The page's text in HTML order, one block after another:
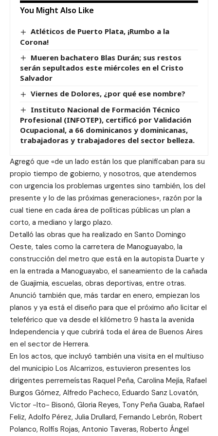
You Might Also Like
Atléticos de Puerto Plata, ¡Rumbo a la
Corona!
Mueren bachatero Blas Durán; sus restos
serán sepultados este miércoles en el Cristo
Salvador
Viernes de Dolores, ¿por qué ese nombre?
Instituto Nacional de Formación Técnico
Profesional (INFOTEP), certificó por Validación
Ocupacional, a 66 dominicanos y dominicanas,
trabajadoras y trabajadores del sector belleza.
Agregó que «de un lado están los que planificaban para su
propio tiempo de gobierno, y nosotros, que atendemos
con urgencia los problemas urgentes sino también, los del
presente y lo de las próximas generaciones», razón por la
cual tiene en cada área de políticas públicas un plan a
corto, a mediano y largo plazo.
Detalló las obras que ha realizado en Santo Domingo
Oeste, tales como la carretera de Manoguayabo, la
construcción del metro que está en la autopista Duarte y
en la entrada a Manoguayabo, el saneamiento de la cañada
de Guajimia, escuelas, obras deportivas, entre otras.
Anunció también que, más tardar en enero, empiezan los
planos y ya está el diseño para que el próximo año licitar el
teleférico que va desde el kilómetro 9 hasta la avenida
Independencia y que cubrirá toda el área de Buenos Aires
en el sector de Herrera.
En los actos, que incluyó también una visita en el multiuso
del municipio Los Alcarrizos, estuvieron presentes los
dirigentes perremeístas Raquel Peña, Carolina Mejía, Rafael
Burgos Gómez, Alfredo Pacheco, Eduardo Sanz Lovatón,
Victor -Ito- Bisonó, Gloria Reyes, Tony Peña Guaba, Rafael
Feliz, Adolfo Pérez, Julia Drullard, Fernando Lebrón, Robert
Polanco, Rolfis Rojas, Antonio Taveras, Roberto Ángel